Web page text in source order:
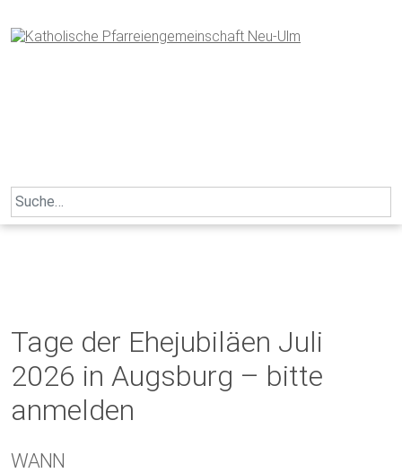
to
content
Search
for:
Tage der Ehejubiläen Juli
2026 in Augsburg – bitte
anmelden
WANN